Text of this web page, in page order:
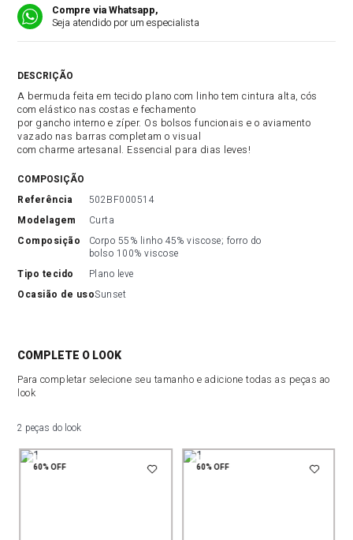
Compre via Whatsapp,
Seja atendido por um especialista
A bermuda feita em tecido plano com linho tem cintura alta, cós
com elástico nas costas e fechamento
por gancho interno e zíper. Os bolsos funcionais e o aviamento
vazado nas barras completam o visual
com charme artesanal. Essencial para dias leves!
COMPOSIÇÃO
referência
502BF000514
modelagem
Curta
composição
Corpo 55% linho 45% viscose; forro do
bolso 100% viscose
tipo tecido
Plano leve
ocasião de usoSunset
COMPLETE O LOOK
Para completar selecione seu tamanho e adicione todas as peças ao
look
2 peças do look
60%OFF 60%OFF